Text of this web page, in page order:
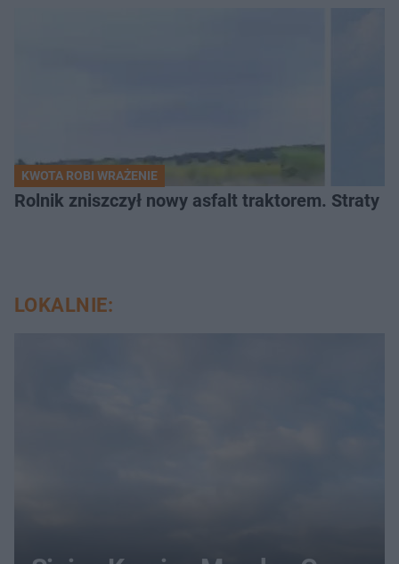
KWOTA ROBI WRAŻENIE
Rolnik zniszczył nowy asfalt traktorem. Straty
LOKALNIE: